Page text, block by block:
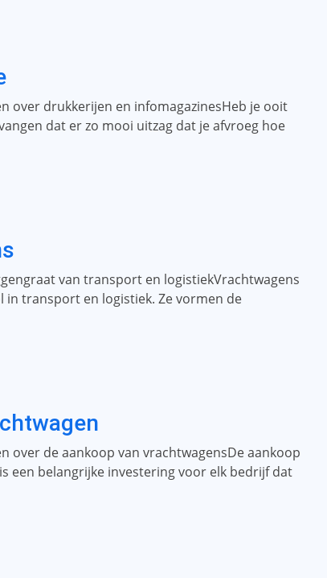
over drukkerijen en infomagazinesHeb je ooit
dat er zo mooi uitzag dat je afvroeg hoe
van transport en logistiekVrachtwagens
in transport en logistiek. Ze vormen de
over de aankoop van vrachtwagensDe aankoop
een belangrijke investering voor elk bedrijf dat